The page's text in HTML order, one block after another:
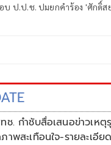
บ ป.ป.ช. ปมยกคำร้อง 'ศักดิ์ส
ช. กำชับสื่อเสนอข่าวเหตุ
าพสะเทือนใจ-รายละเอี